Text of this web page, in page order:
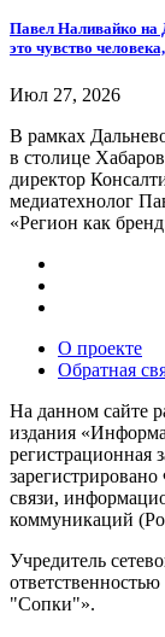
Павел Наливайко на
это чувство
Июл 27, 2026
В рамках
в столице
директор
медиатехнолог
«Регион как
О проекте
Обратная
На данном сайте
издания
связи,
коммуникаций
Учредитель
"Сопки"».